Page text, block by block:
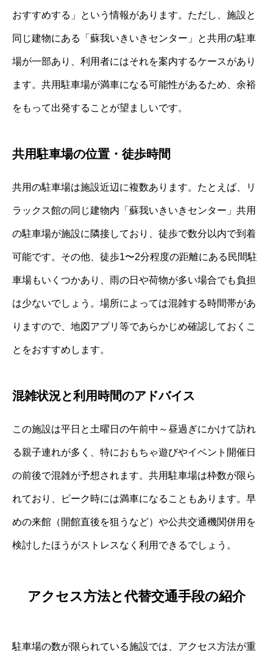
おすすめする」という情報があります。ただし、施設と
同じ建物にある「蘇我いきいきセンター」と共用の駐車
場が一部あり、利用者にはそれを案内するケースがあり
ます。共用駐車場が満車になる可能性があるため、余裕
をもって出発することが望ましいです。
共用駐車場の位置・徒歩時間
共用の駐車場は施設近辺に複数あります。たとえば、リ
ラックス館の同じ建物内「蘇我いきいきセンター」共用
の駐車場が施設に隣接しており、徒歩で数分以内で到着
可能です。その他、徒歩1〜2分程度の距離にある民間駐
車場もいくつかあり、雨の日や荷物が多い場合でも負担
は少ないでしょう。場所によっては混雑する時間帯があ
りますので、地図アプリ等であらかじめ確認しておくこ
とをおすすめします。
混雑状況と利用時間のアドバイス
この施設は平日と土曜日の午前中～昼過ぎにかけて訪れ
る親子連れが多く、特におもちゃ遊びやイベント開催日
の前後で混雑が予想されます。共用駐車場は枠数が限ら
れており、ピーク時には満車になることもあります。早
めの来館（開館直後を狙うなど）や公共交通機関併用を
検討したほうがストレスなく利用できるでしょう。
アクセス方法と代替交通手段の紹介
駐車場の数が限られている施設では、アクセス方法が重